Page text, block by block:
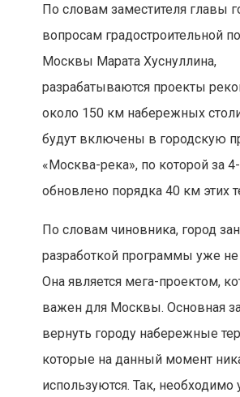
По словам заместителя главы
вопросам градостроительной
Москвы Марата Хуснуллина,
разрабатываются проекты
около 150 км набережных
будут включены в городскую
«Москва-река», по которой за
обновлено порядка 40 км этих
По словам чиновника, город
разработкой программы уже не
Она является мега-проектом,
важен для Москвы. Основная
вернуть городу набережные
которые на данный момент
используются. Так, необходимо